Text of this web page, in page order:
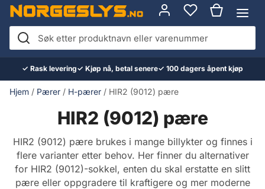
Hopp
innhold
Søk
etter
produktnavn
eller
✓ Rask levering✓ Kjøp nå, betal senere✓ 100 dagers åpent kjøp
Hjem / Pærer / H-pærer / HIR2 (9012) pære
HIR2 (9012) pære
HIR2 (9012) pære brukes i mange billykter og finnes i
flere varianter etter behov. Her finner du alternativer
for HIR2 (9012)-sokkel, enten du skal erstatte en slitt
pære eller oppgradere til kraftigere og mer moderne